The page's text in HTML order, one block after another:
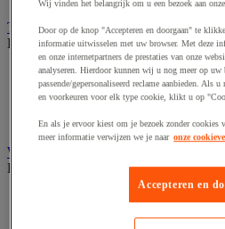
Toiletpapier en tissues
Bekijk de hele productgroep
Doos tissues
Jumbo toiletpapier
Toiletpapier
Toiletpapierdispenser
Wasgoedwagen en linnenkast
Bekijk de hele productgroep
Wasgoedwagen
Waszak en accessoires
Wij vinden het belangrijk om u een bezoek aan
Door op de knop "Accepteren en doorgaan" te
informatie uitwisselen met uw browser. Met deze
en onze internetpartners de prestaties van onze
analyseren. Hierdoor kunnen wij u nog meer op uw
passende/gepersonaliseerd reclame aanbieden. Als
en voorkeuren voor elk type cookie, klikt u op
En als je ervoor kiest om je bezoek zonder cookies
meer informatie verwijzen we je naar onze
Accepteren en